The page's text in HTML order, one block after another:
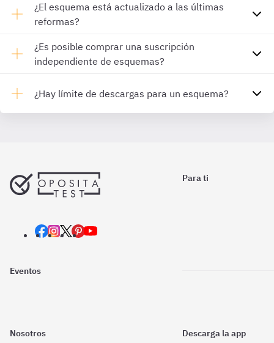
¿El esquema está actualizado a las últimas
reformas?
¿Es posible comprar una suscripción
independiente de esquemas?
¿Hay límite de descargas para un esquema?
Para ti
Eventos
Nosotros Descarga la app